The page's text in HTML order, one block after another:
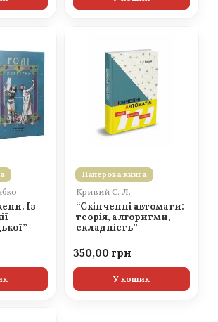
Із
Паперова книга
Кривий С. Л.
“Скінченні автомати:
теорія, алгоритми,
складність”
350,00
У кошик